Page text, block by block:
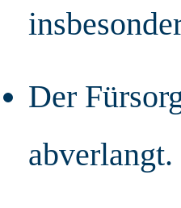
Der
abverlangt.